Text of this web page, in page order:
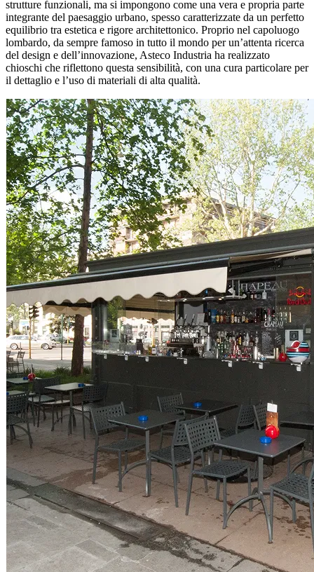
strutture funzionali, ma si impongono come una vera e propria parte
integrante del paesaggio urbano, spesso caratterizzate da un perfetto
equilibrio tra estetica e rigore architettonico. Proprio nel capoluogo
lombardo, da sempre famoso in tutto il mondo per un’attenta ricerca
del design e dell’innovazione, Asteco Industria ha realizzato
chioschi che riflettono questa sensibilità, con una cura particolare per
il dettaglio e l’uso di materiali di alta qualità.